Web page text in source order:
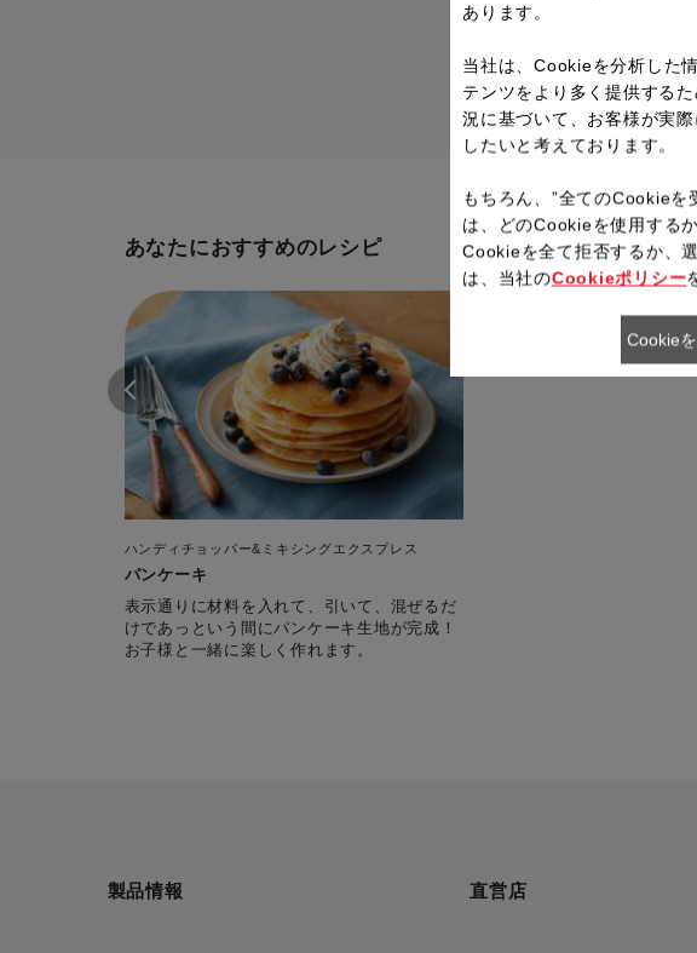
あなたにおすすめのレシピ
ハンディチョッパー&ミキシングエクスプレス
パンケーキ
表示通りに材料を入れて、引いて、混ぜるだ
けであっという間にパンケーキ生地が完成！
お子様と一緒に楽しく作れます。
製品情報 直営店
あります。
当社は、Cookieを分析した
テンツをより多く提供する
況に基づいて、お客様が実
したいと考えております。
もちろん、”全てのCookieを
は、どのCookieを使用する
Cookieを全て拒否するか、
は、当社のCookieポリシー
Cookie